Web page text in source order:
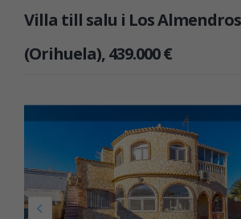
Villa till salu i Los
(Orihuela), 439.000 €